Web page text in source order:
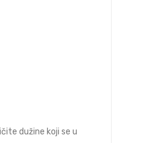
dužine koji se u